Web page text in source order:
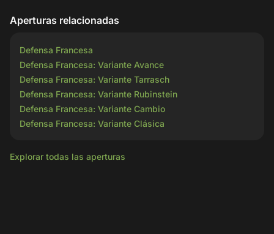
Aperturas relacionadas
Defensa Francesa
Defensa Francesa: Variante Avance
Defensa Francesa: Variante Tarrasch
Defensa Francesa: Variante Rubinstein
Defensa Francesa: Variante Cambio
Defensa Francesa: Variante Clásica
Explorar todas las aperturas